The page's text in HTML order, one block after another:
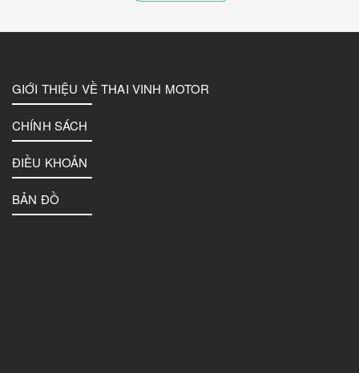
GIỚI THIỆU VỀ THAI VINH MOTOR
CHÍNH SÁCH
ĐIỀU KHOẢN
BẢN ĐỒ